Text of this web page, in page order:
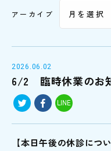
アーカイブ
2026.06.02
6/2 臨時休業のお
LINE
【本日午後の休診につい